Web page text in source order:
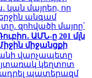
կան մայրեր, որ
անգամ
զոհվածի մայրը՝
ԱՄՆ-ը 201 մլն
միջանցքի
վարչապետը
կեղտոտ
պատերազմ